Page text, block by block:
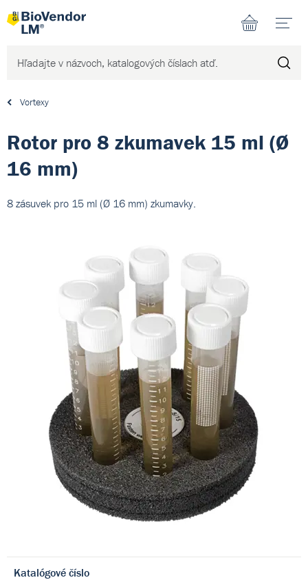
Vortexy
Rotor pro 8 zkumavek 15 ml (Ø
16 mm)
8 zásuvek pro 15 ml (Ø 16 mm) zkumavky.
Katalógové číslo